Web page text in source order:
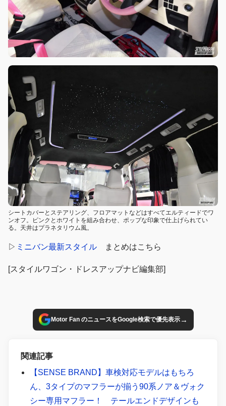
シートカバーとステアリング、フロアマットなどはすべてエルティードでワ
ンオフ。ピンクとホワイトを組み合わせ、ポップな印象で仕上げられてい
る。天井はプラネタリウム風。
▷ ミニバン最新スタイル まとめはこちら
[スタイルワゴン・ドレスアップナビ編集部]
Motor Fan のニュースをGoogle検索で優先表示→
関連記事
【SENSE BRAND】車検対応モデルはもちろ
ん、3タイプのマフラーが揃う90系ノア＆ヴォク
シー専用マフラー！ テールエンドデザインも